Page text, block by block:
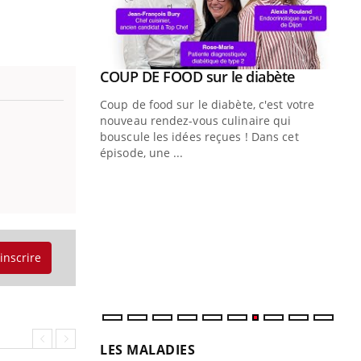
Youtube
COUP DE FOOD sur le diabèteYoutube
Coup de food sur le diabète, c'est votre
nouveau rendez-vous culinaire qui
bouscule les idées reçues ! Dans cet
épisode, une ...
LES MALADIES